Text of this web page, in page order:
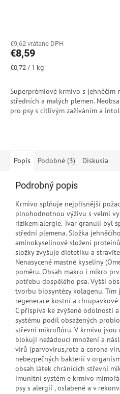
€9,62 vrátane DPH
€8,59
Jednotková
€0,72 / 1 kg
Superprémiové krmivo s jehněčím
středních a malých plemen.
pro psy s citlivým zažíváním a
Popis Podobné (3) Diskusia
Podrobný popis
Krmivo splňuje nejpřísnější
plnohodnotnou výživu s velmi
rizikem alergie. Tvar granulí byl
střední plemena. Složka
aminokyselinové složení
složky zvyšuje dietetiku a
Nenasycené mastné kyseliny
poměru. Obsah makro i mikro
potřebu dospělého psa. Vyšší
tvorbu biosyntézy kolagenu. Tím
regenerace kostní a
C přispívá ke zvýšené odolnosti
systému podíl obsažených
střevní mikroflóru. V krmivu jsou
blokují nežádoucí množení a
virů (parvovirus,rota a corona
nebezpečných bakterií v
obsah látek chránících střevní
imunitní systém e krmivo
psy s alergií , oslabené a v